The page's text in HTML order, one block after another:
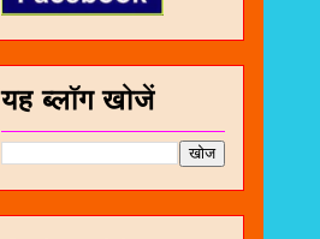
यह ब्लॉग खोजें